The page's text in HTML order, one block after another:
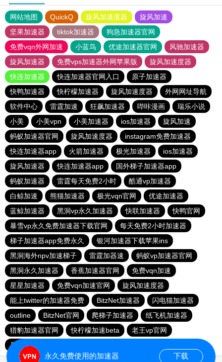
网站地图 QuickQ 旋风加速度器
旋风加速
坚果加速器
tiktok加速器
狗急加速器官网
免费vqn外网加速
小蓝鸟 优途加速器官网
风驰加速器
旋风加速器
免费vps加速器外网苹果版
旋风加速度器
快连加速器
快连加速器官网入口
原子加速器
快鸭加速器
快柠檬加速器 旋风加速度器
外网网址导航
软件中心
雷霆加速 狂飙加速器 哔咔漫画
瑞乐小说
小美
小美vpn 小美加速器 ios加速器
旋风加速
蚂蚁加速器官网
旋风加速度器
instagram免费加速器
快连加速器app
火箭加速器 极光加速器
ios加速器
旋风加速器
快连加速器app
国外梯子加速器app
蚂蚁加速器
雷霆每天免费2小时
酷通vp加速器
白鲸加速
熊猫加速器 极光vqn官网
优途加速器
蓝鲸加速器
黑洞vp永久加速器 快联加速器
快鸭官网
暴雪vp永久免费加速器下载官网
每天免费2小时加速器
梯子加速器app免费永久
银河加速器下载苹果ins
黑洞海外npv加速梯子
雷霆加器速
蚂蚁vp加速器官网
黑洞永久加速器
香蕉加速器官网
免费vqn加速
星星加速器
免费vqn加速官网
旋风加速度器
能上twitter的加速器免费
BitzNet加速器
闪电猫加速器
outline
BitzNet官网 爬梯子加速器
纸飞机加速器
猎豹加速器官网
快柠檬加速beta
老王vp官网
暴雪vp永久免费加速器下载官网
永久免费使用的加速器 下载